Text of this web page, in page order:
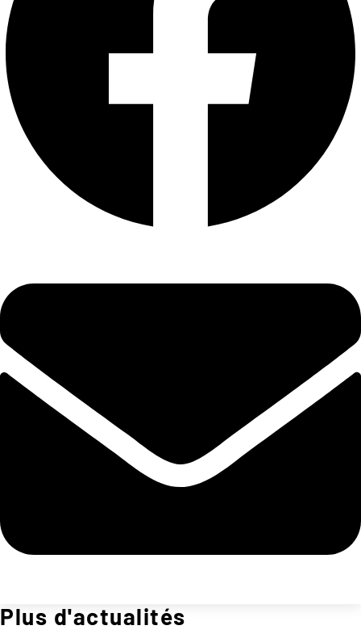
Plus d'actualités